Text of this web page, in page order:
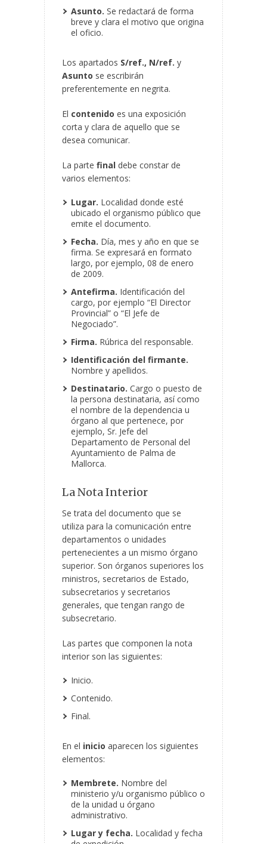
Asunto. Se redactará de forma
breve y clara el motivo que origina
el oficio.
Los apartados S/ref., N/ref. y
Asunto se escribirán
preferentemente en negrita.
El contenido es una exposición
corta y clara de aquello que se
desea comunicar.
La parte final debe constar de
varios elementos:
Lugar. Localidad donde esté
ubicado el organismo público que
emite el documento.
Fecha. Día, mes y año en que se
firma. Se expresará en formato
largo, por ejemplo, 08 de enero
de 2009.
Antefirma. Identificación del
cargo, por ejemplo “El Director
Provincial” o “El Jefe de
Negociado”.
Firma. Rúbrica del responsable.
Identificación del firmante.
Nombre y apellidos.
Destinatario. Cargo o puesto de
la persona destinataria, así como
el nombre de la dependencia u
órgano al que pertenece, por
ejemplo, Sr. Jefe del
Departamento de Personal del
Ayuntamiento de Palma de
Mallorca.
La Nota Interior
Se trata del documento que se
utiliza para la comunicación entre
departamentos o unidades
pertenecientes a un mismo órgano
superior. Son órganos superiores los
ministros, secretarios de Estado,
subsecretarios y secretarios
generales, que tengan rango de
subsecretario.
Las partes que componen la nota
interior son las siguientes:
Inicio.
Contenido.
Final.
En el inicio aparecen los siguientes
elementos:
Membrete. Nombre del
ministerio y/u organismo público o
de la unidad u órgano
administrativo.
Lugar y fecha. Localidad y fecha